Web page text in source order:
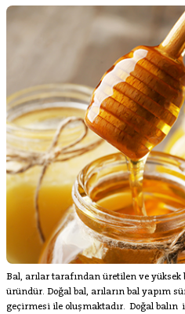
Bal, arılar tarafından üretilen ve
üründür. Doğal bal, arıların bal yapım
geçirmesi ile oluşmaktadır. Doğal balın